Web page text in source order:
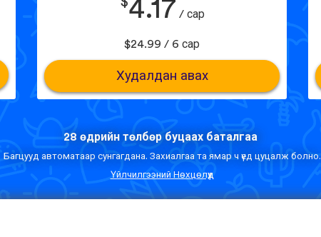
4.17 / сар
$24.99 / 6 сар
Худалдан авах
28 өдрийн төлбөр буцаах баталгаа
Багцууд автоматаар сунгагдана. Захиалгаа та ямар ч үед цуцалж болно.
Үйлчилгээний Нөхцөлүүд